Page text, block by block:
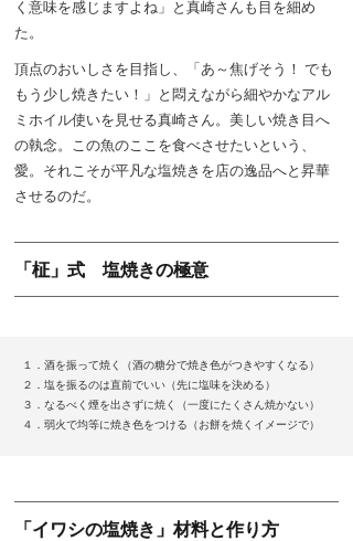
く意味を感じますよね」と真崎さんも目を細め
た。
頂点のおいしさを目指し、「あ～焦げそう！ でも
もう少し焼きたい！」と悶えながら細やかなアル
ミホイル使いを見せる真崎さん。美しい焼き目へ
の執念。この魚のここを食べさせたいという、
愛。それこそが平凡な塩焼きを店の逸品へと昇華
させるのだ。
「柾」式 塩焼きの極意
１．酒を振って焼く（酒の糖分で焼き色がつきやすくなる）
２．塩を振るのは直前でいい（先に塩味を決める）
３．なるべく煙を出さずに焼く（一度にたくさん焼かない）
４．弱火で均等に焼き色をつける（お餅を焼くイメージで）
「イワシの塩焼き」材料と作り方